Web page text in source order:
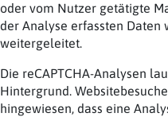
oder vom Nutzer getätigte
der Analyse erfassten Daten
weitergeleitet.
Die reCAPTCHA-Analysen
Hintergrund.
hingewiesen, dass eine